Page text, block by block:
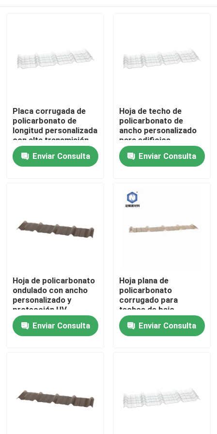
Inicio
Vídeos
hoja sólida del policarbonato
hoja del hueco del policarbonato
hoja acanalada del policarbonato
Placa corrugada de
policarbonato de
longitud personalizada
con alta transmisión
de luz 12% - 88%
Enviar Consulta
Hoja de techo de
policarbonato de
ancho personalizado
para edificios
residenciales
Enviar Consulta
Hoja de policarbonato
ondulado con ancho
personalizado y
protección UV
Enviar Consulta
Hoja plana de
policarbonato
corrugado para
techos de bajo
mantenimiento
Enviar Consulta